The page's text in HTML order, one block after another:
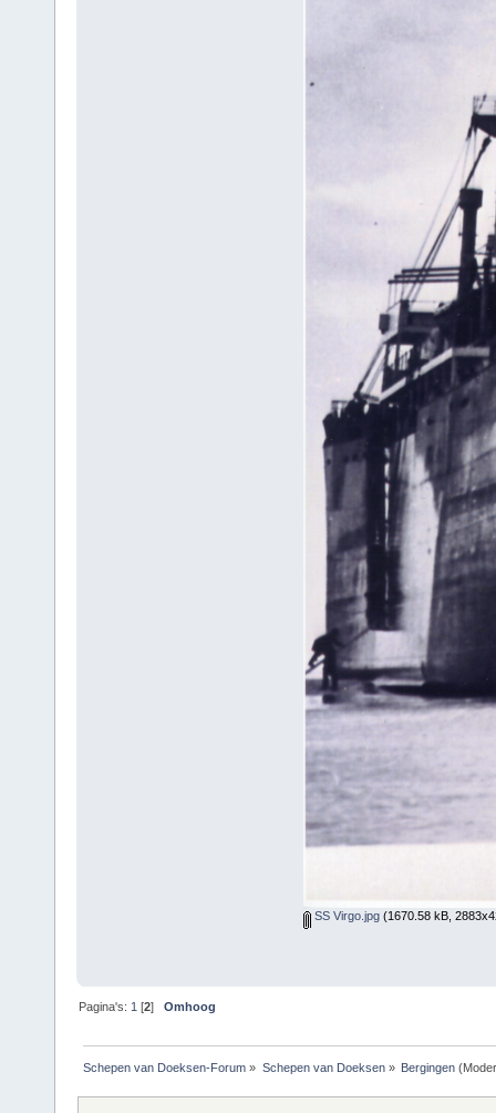
SS Virgo.jpg(1670.58 kB,
Pagina's: 1 [2]Omhoog
Schepen van Doeksen-Forum » Schepen van Doeksen» Bergingen